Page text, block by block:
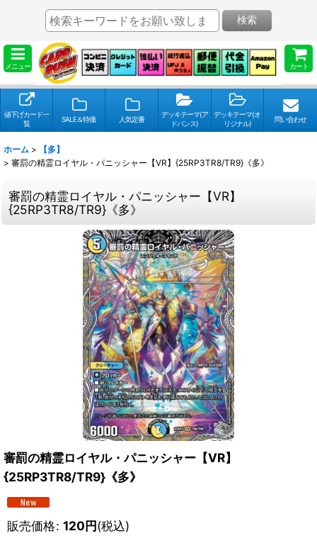
メニュー カート
検索
値下げカード一
覧
SALE＆特価 人気定番
デッキテーマ(ア
ドバンス)
デッキテーマ(オ
リジナル)
問い合わせ
ホーム >
【多】
> 審罰の精霊ロイヤル・パニッシャー【VR】{25RP3TR8/TR9}《多》
審罰の精霊ロイヤル・パニッシャー【VR】
{25RP3TR8/TR9}《多》
審罰の精霊ロイヤル・パニッシャー【VR】
{25RP3TR8/TR9}《多》
販売価格: 120円(税込)